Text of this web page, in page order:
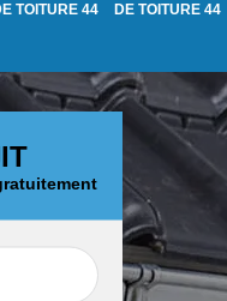
TOITURE 44
DE TOITURE 44
Démoussage
nettoyage de tuile
44